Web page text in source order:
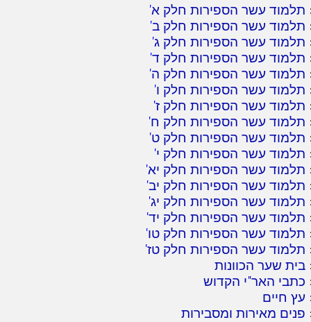
תלמוד עשר הספירות חלק א'
תלמוד עשר הספירות חלק ב'
תלמוד עשר הספירות חלק ג'
תלמוד עשר הספירות חלק ד'
תלמוד עשר הספירות חלק ה'
תלמוד עשר הספירות חלק ו'
תלמוד עשר הספירות חלק ז'
תלמוד עשר הספירות חלק ח'
תלמוד עשר הספירות חלק ט'
תלמוד עשר הספירות חלק י'
תלמוד עשר הספירות חלק יא'
תלמוד עשר הספירות חלק יב'
תלמוד עשר הספירות חלק יג'
תלמוד עשר הספירות חלק יד'
תלמוד עשר הספירות חלק טו'
תלמוד עשר הספירות חלק טז'
בית שער הכוונות
כתבי האר"י הקדוש
עץ חיים
פנים מאירות ומסבירות